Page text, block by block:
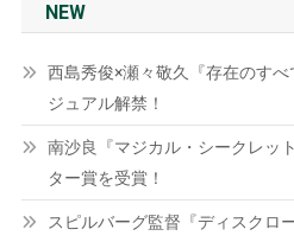
NEW
西島秀俊×瀬々敬久『存在のす
ジュアル解禁！
南沙良『マジカル・シークレッ
ター賞を受賞！
スピルバーグ監督『ディスクロ